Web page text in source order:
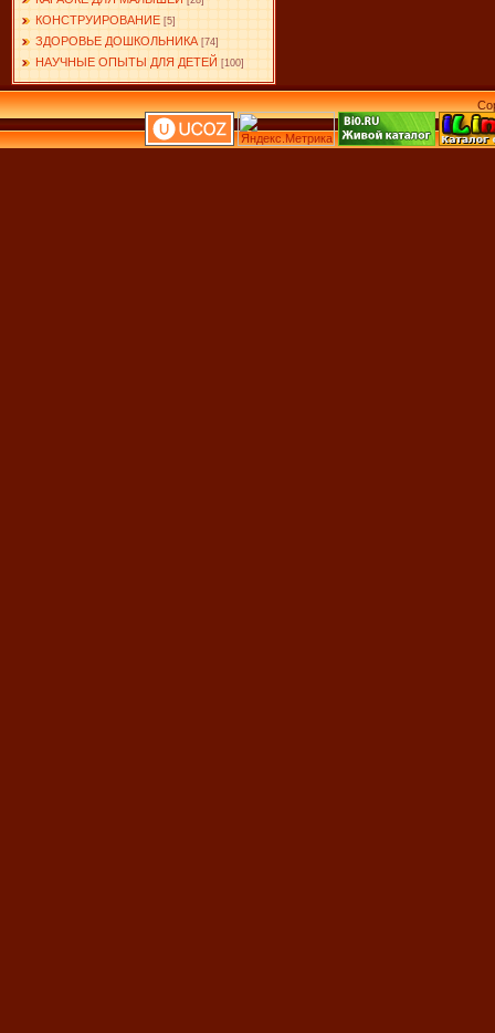
КОНСТРУИРОВАНИЕ [5]
ЗДОРОВЬЕ ДОШКОЛЬНИКА [74]
НАУЧНЫЕ ОПЫТЫ ДЛЯ ДЕТЕЙ [100]